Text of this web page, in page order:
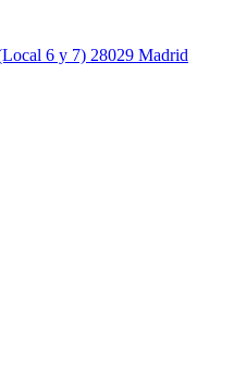
6 y 7) 28029 Madrid